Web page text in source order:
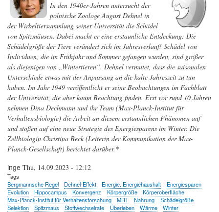
In den 1940er-Jahren untersucht der
polnische Zoologe August Dehnel in
der Wirbeltiersammlung seiner Universität die Schädel
von Spitzmäusen. Dabei macht er eine erstaunliche Entdeckung: Die
Schädelgröße der Tiere verändert sich im Jahresverlauf! Schädel von
Individuen, die im Frühjahr und Sommer gefangen wurden, sind größer
als diejenigen von „Wintertieren“. Dehnel vermutet, dass die saisonalen
Unterschiede etwas mit der Anpassung an die kalte Jahreszeit zu tun
haben. Im Jahr 1949 veröffentlicht er seine Beobachtungen im Fachblatt
der Universität, die aber kaum Beachtung finden. Erst vor rund 10 Jahren
nehmen Dina Dechmann und ihr Team (Max-Planck-Institut für
Verhaltensbiologie) die Arbeit an diesem erstaunlichen Phänomen auf
und stoßen auf eine neue Strategie des Energiesparens im Winter. Die
Zellbiologin Christina Beck (Leiterin der Kommunikation der Max-
Planck-Gesellschaft) berichtet darüber.*
inge Thu, 14.09.2023 - 12:12
Tags
Bergmannsche Regel
Dehnel-Effekt Energie. Energiehaushalt
Energiesparen
Evolution
Hippocampus Konvergenz Körpergröße
Körperoberfläche
Max-Planck-Institut für Verhaltensforschung
MRT Nahrung
Schädelgröße
Selektion
Spitzmaus Stoffwechselrate Überleben Wärme Winter